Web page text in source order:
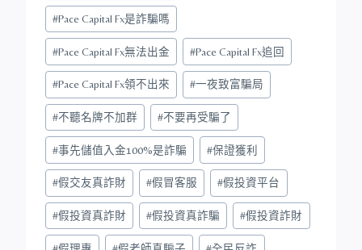
#Pace Capital Fx是詐騙嗎
#Pace Capital Fx無法出金 #Pace Capital Fx追回
#Pace Capital Fx領不出來 #一夜致富騙局
#不聽名牌不加群 #不要再受騙了
#事先儲值入金100%是詐騙 #保證獲利
#假交友真詐財 #假冒客服 #假投資平台
#假投資真詐財 #假投資真詐騙 #假投資詐財